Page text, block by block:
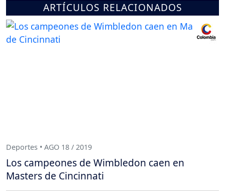
ARTÍCULOS RELACIONADOS
Deportes • AGO 18 / 2019
Los campeones de Wimbledon caen en
Masters de Cincinnati